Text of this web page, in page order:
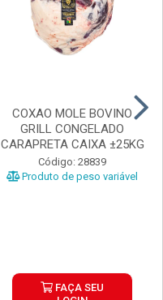
COXAO MOLE BOVINO
GRILL CONGELADO
CARAPRETA CAIXA ±25KG
Código: 28839
Produto de peso variável
FAÇA SEU